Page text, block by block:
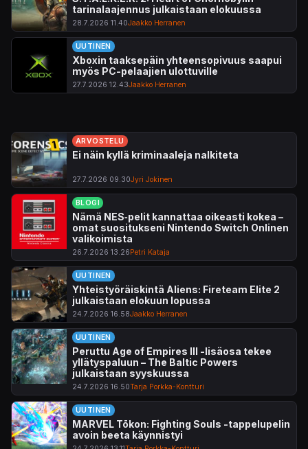
tarinalaajennus julkaistaan elokuussa
28.7.2026 11.40Jaakko Herranen
UUTINEN
Xboxin taaksepäin yhteensopivuus saapui
myös PC-pelaajien ulottuville
27.7.2026 12.43Jaakko Herranen
ARVOSTELU
Ei näin kyllä kriminaaleja nalkiteta
27.7.2026 09.30Jyri Jokinen
BLOGI
Nämä NES‑pelit kannattaa oikeasti kokea –
omat suositukseni Nintendo Switch Onlinen
valikoimista
26.7.2026 13.26 Petri Kataja
UUTINEN
Yhteistyöräiskintä Aliens: Fireteam Elite 2
julkaistaan elokuun lopussa
24.7.2026 16.58Jaakko Herranen
UUTINEN
Peruttu Age of Empires III -lisäosa tekee
yllätyspaluun – The Baltic Powers
julkaistaan syyskuussa
24.7.2026 16.50Tarja Porkka-Kontturi
UUTINEN
MARVEL Tōkon: Fighting Souls -tappelupelin
avoin beeta käynnistyi